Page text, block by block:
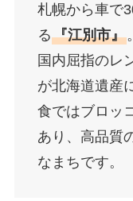
札幌から車で
る『江別市』。
国内屈指のレ
が北海道遺産
食ではブロッ
あり、高品質
なまちです。